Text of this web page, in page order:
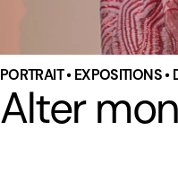
PORTRAIT • EXPOSITIONS •
Alter